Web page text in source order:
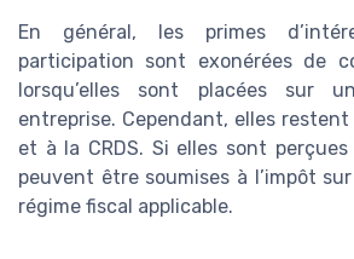
En général, les primes
participation sont exonérées de
lorsqu’elles sont placées sur
entreprise. Cependant, elles restent
et à la CRDS. Si elles sont
peuvent être soumises à l’impôt
régime fiscal applicable.